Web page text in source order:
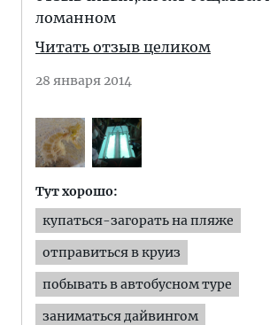
ломанном
Читать отзыв целиком
28 января 2014
Тут хорошо:
купаться-загорать на пляже
отправиться в круиз
побывать в автобусном туре
заниматься дайвингом